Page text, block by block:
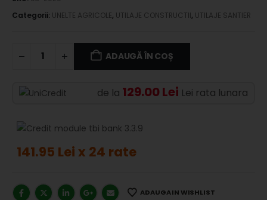
Categorii: UNELTE AGRICOLE, UTILAJE CONSTRUCTII, UTILAJE SANTIER
ADAUGĂ ÎN COȘ
de la 129.00 Lei Lei rata lunara
141.95 Lei x 24 rate
ADAUGA IN WISHLIST